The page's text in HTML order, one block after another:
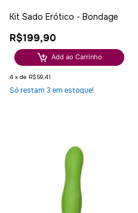
Kit Sado Erótico - Bondage
R$199,90
Add ao Carrinho
4 x de R$59,41
Só restam 3 em estoque!